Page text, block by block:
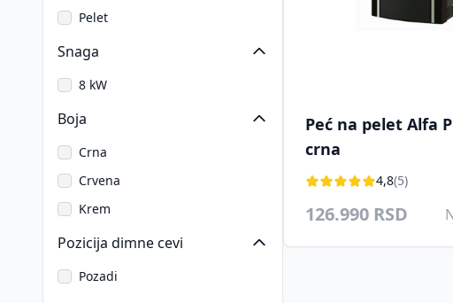
Pelet
Snaga
8 kW
Boja
Crna
Crvena
Krem
Pozicija dimne cevi
Pozadi
Peć na pelet Alfa
crna
4,8(5)
126.990 RSD